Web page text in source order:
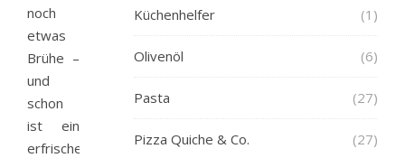
noch
etwas
Brühe –
und
schon
ist ein
erfrischendes
Küchenhelfer (1)
Olivenöl (6)
Pasta (27)
Pizza Quiche & Co. (27)